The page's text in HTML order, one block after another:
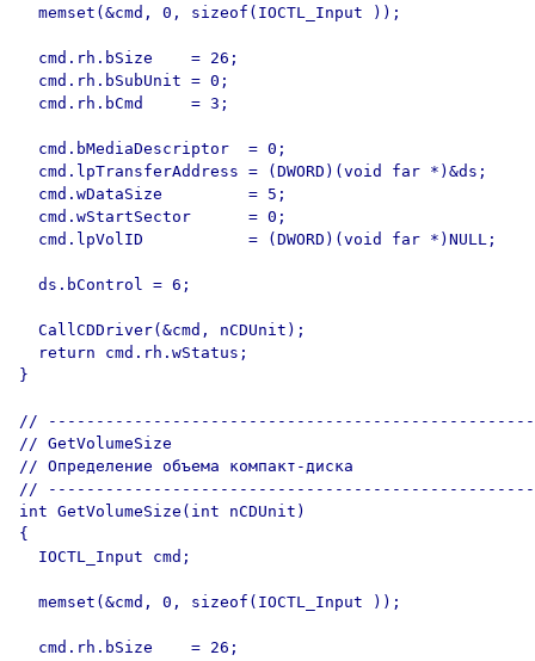
  memset(&cmd, 0, sizeof(IOCTL_Input ));
  cmd.rh.bSize    = 26;
  cmd.rh.bSubUnit = 0;
  cmd.rh.bCmd     = 3;
  cmd.bMediaDescriptor  = 0;
  cmd.lpTransferAddress = (DWORD)(void far *)&ds;
  cmd.wDataSize         = 5;
  cmd.wStartSector      = 0;
  cmd.lpVolID           = (DWORD)(void far *)NULL;
  ds.bControl = 6;
  CallCDDriver(&cmd, nCDUnit);
  return cmd.rh.wStatus;
}
// ---------------------------------------------------
// GetVolumeSize
// Определение объема компакт-диска
// ---------------------------------------------------
int GetVolumeSize(int nCDUnit)
{
  IOCTL_Input cmd;
  memset(&cmd, 0, sizeof(IOCTL_Input ));
  cmd.rh.bSize    = 26;